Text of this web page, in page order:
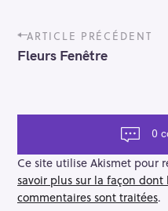
P
o
s
a
g
a
t
i
ARTICLE PRÉCÉDENT
Fleurs Fenêtre
0
Ce site utilise Akismet pour
savoir plus sur la façon dont
commentaires sont traitées.